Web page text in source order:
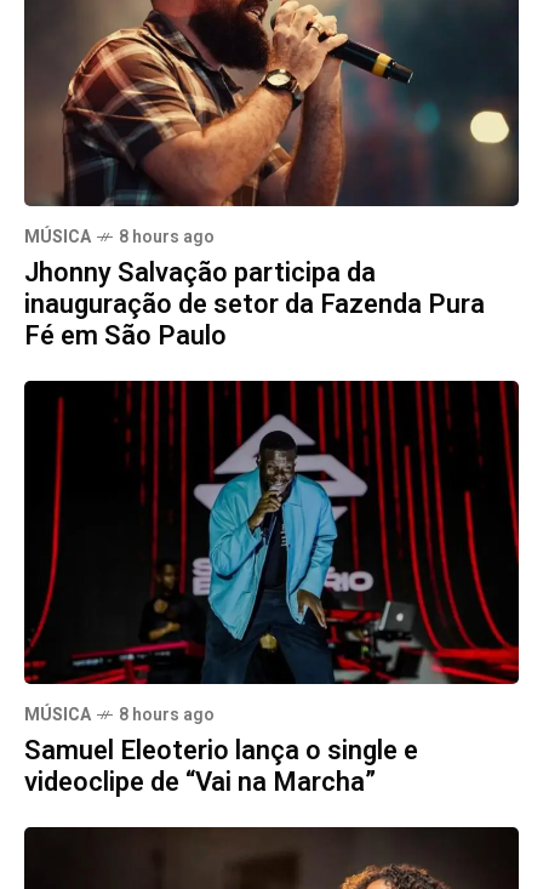
MÚSICA 8 hours ago
Jhonny Salvação participa da
inauguração de setor da Fazenda Pura
Fé em São Paulo
MÚSICA 8 hours ago
Samuel Eleoterio lança o single e
videoclipe de “Vai na Marcha”